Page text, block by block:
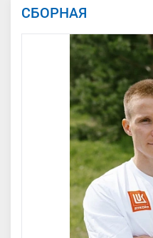
СБОРНАЯ